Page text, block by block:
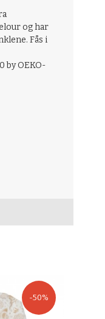
og har
Fås i
by OEKO-
-50%